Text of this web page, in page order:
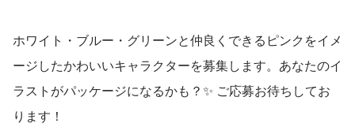
ホワイト・ブルー・グリーンと仲良くできるピンクをイメ
ージしたかわいいキャラクターを募集します。あなたのイ
ラストがパッケージになるかも？✨ ご応募お待ちしてお
ります！